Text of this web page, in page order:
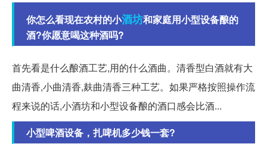
你怎么看现在农村的小酒坊和家庭用小型设备酿的
酒?你愿意喝这种酒吗?
首先看是什么酿酒工艺,用的什么酒曲。清香型白酒就有大
曲清香,小曲清香,麸曲清香三种工艺。如果严格按照操作流
程来说的话,小酒坊和小型设备酿的酒口感会比酒...
小型啤酒设备，扎啤机多少钱一套?